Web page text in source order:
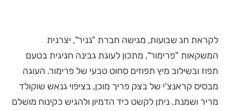
לקראת חג שבועות, מגישה חברת "גניר", יצרנית
המשקאות "פרימור", מתכון לעוגת גבינה חגיגית בטעם
תפוז ובשילוב מיץ תפוזים סחוט טבעי של פרימור. העוגה
מבסיס קראנצ'י של בצק פריך מוכן, בציפוי גנאש שוקולד
מריר ושמנת. ניתן לקשט כיד הדמיון ולהגיש כקינוח מושלם